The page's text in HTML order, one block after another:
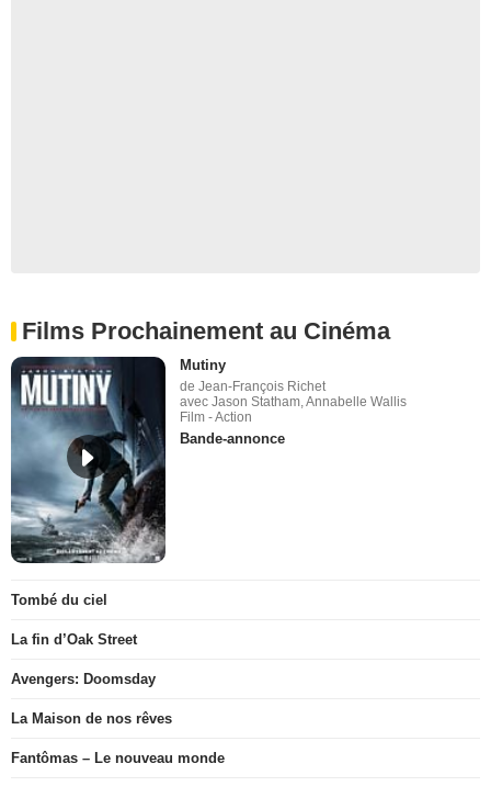
Films Prochainement au Cinéma
Mutiny
de Jean-François Richet
avec Jason Statham, Annabelle Wallis
Film - Action
Bande-annonce
Tombé du ciel
La fin d’Oak Street
Avengers: Doomsday
La Maison de nos rêves
Fantômas – Le nouveau monde